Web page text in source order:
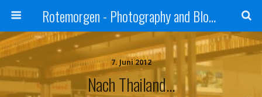
Rotemorgen - Photography and Blog by Alexander Sprinz
7. Juni 2012
Nach Thailand…